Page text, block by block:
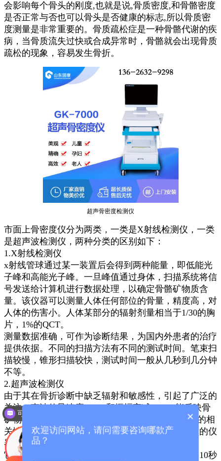
会影响每个骨头的刚度,也就是说,骨质密度,和骨骼密度
是否正常与否也可以骨头是否健康的标志,所以骨质密
度测量是非常重要的。骨质疏松症是一种骨骼代谢的疾
病，当骨质流失过快或合成异常时，骨骼就会出现骨质
疏松的现象，容易发生骨折。
超声骨密度检测仪
市面上骨密度仪分为两类，一类是X射线检测仪，一类
是超声波检测仪，两种分类的区别如下：
1.X射线检测仪
x射线管球通过某一装置后会得到两种能量，即低能光
子峰和高能光子峰。一旦峰值通过身体，扫描系统将信
号发送给计算机进行数据处理，以确定骨骼矿物质含
量。该仪器可以测量人体任何部位的骨量，精度高，对
人体的伤害小。人体某部分的辐射剂量相当于1/30的胸
片，1%的QCT。
测量数据准确，可作为诊断结果，为国内外患者的治疗
提供依据。不同的扫描方法有不同的测试时间。笔束扫
描较慢，锥形扫描较快，测试时间一般从几秒到几分钟
不等。
2.超声波检测仪
由于其在骨折诊断中缺乏辐射和敏感性，引起了广泛的
关注。声波传导速度(SOS)和振幅衰减(BUA)能反映骨
矿物含量、骨结构和骨强度，并与DEXA具有良好的相
关性。该方法操作简便、安全、价格低廉，所使用的仪
器为超声骨密度仪。
它主要用于各种人的骨密度普查，测试时间一般是10秒
×
欢迎访问网站，请问需要咨询哪款产
品？